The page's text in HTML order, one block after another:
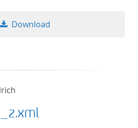
Download